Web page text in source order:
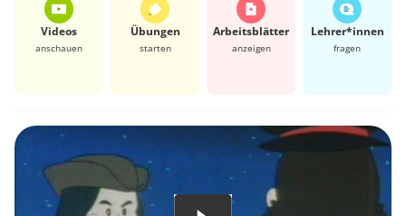
Videos
anschauen
Übungen
starten
Arbeits­blätter
anzeigen
Lehrer*​innen
fragen